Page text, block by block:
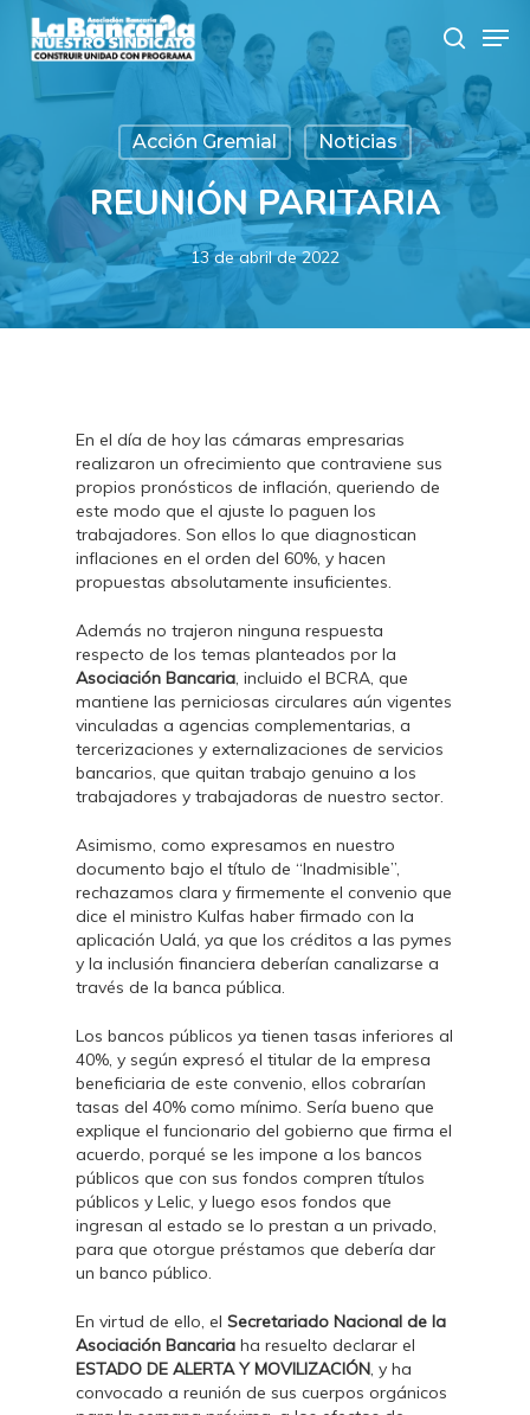
main
search
Acción Gremial Noticias
REUNIÓN PARITARIA
13 de abril de 2022
En el día de hoy las cámaras empresarias
realizaron un ofrecimiento que contraviene sus
propios pronósticos de inflación, queriendo de
este modo que el ajuste lo paguen los
trabajadores. Son ellos lo que diagnostican
inflaciones en el orden del 60%, y hacen
propuestas absolutamente insuficientes.
Además no trajeron ninguna respuesta
respecto de los temas planteados por la
Asociación Bancaria, incluido el BCRA, que
mantiene las perniciosas circulares aún vigentes
vinculadas a agencias complementarias, a
tercerizaciones y externalizaciones de servicios
bancarios, que quitan trabajo genuino a los
trabajadores y trabajadoras de nuestro sector.
Asimismo, como expresamos en nuestro
documento bajo el título de “Inadmisible”,
rechazamos clara y firmemente el convenio que
dice el ministro Kulfas haber firmado con la
aplicación Ualá, ya que los créditos a las pymes
y la inclusión financiera deberían canalizarse a
través de la banca pública.
Los bancos públicos ya tienen tasas inferiores al
40%, y según expresó el titular de la empresa
beneficiaria de este convenio, ellos cobrarían
tasas del 40% como mínimo. Sería bueno que
explique el funcionario del gobierno que firma el
acuerdo, porqué se les impone a los bancos
públicos que con sus fondos compren títulos
públicos y Lelic, y luego esos fondos que
ingresan al estado se lo prestan a un privado,
para que otorgue préstamos que debería dar
un banco público.
En virtud de ello, el Secretariado Nacional de la
Asociación Bancaria ha resuelto declarar el
ESTADO DE ALERTA Y MOVILIZACIÓN, y ha
convocado a reunión de sus cuerpos orgánicos